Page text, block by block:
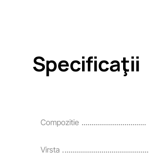
Specificaţii
Compozitie
Virsta